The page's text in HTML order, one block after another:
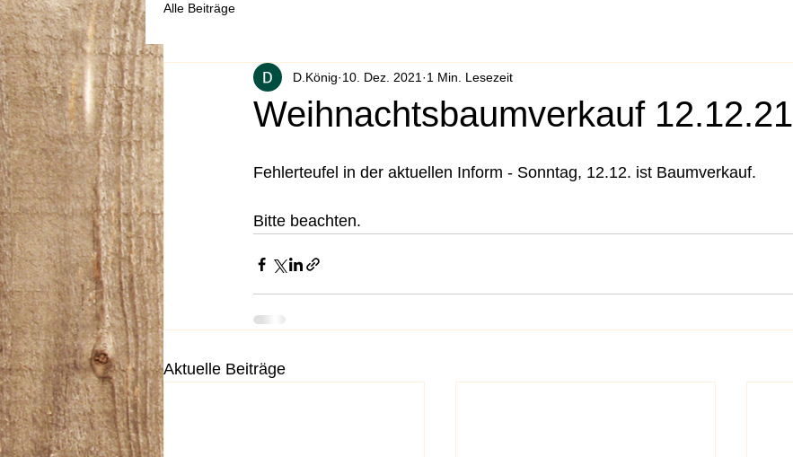
Alle Beiträge
Weihnachtsbaumverkauf 12.12.21
D.König 10. Dez. 2021 1 Min. Lesezeit
Fehlerteufel in der aktuellen Inform - Sonntag, 12.12. ist Baumverkauf.
Bitte beachten.
Aktuelle Beiträge